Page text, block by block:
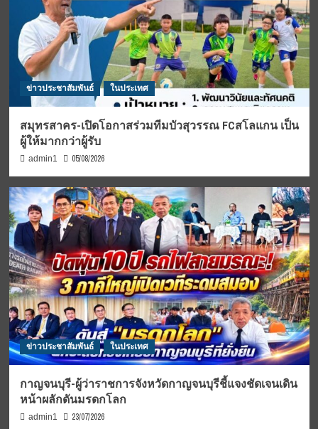
ข่าวประชาสัมพันธ์ ในประเทศ
สมุทรสาคร-เปิดโอกาสร่วมทีมบัวสุวรรณ FCสโลแกน เป็น
ผู้ให้มากกว่าผู้รับ
admin1 05/08/2026
ข่าวประชาสัมพันธ์ ในประเทศ
กาญจนบุรี-ผู้ว่าราชการจังหวัดกาญจนบุรีชี้แจงชัดเจนเดิน
หน้าผลักดันมรดกโลก
admin1 23/07/2026